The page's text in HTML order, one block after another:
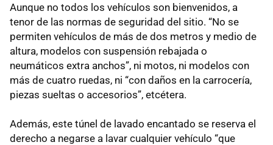
Aunque no todos los vehículos son bienvenidos, a
tenor de las normas de seguridad del sitio. “No se
permiten vehículos de más de dos metros y medio de
altura, modelos con suspensión rebajada o
neumáticos extra anchos”, ni motos, ni modelos con
más de cuatro ruedas, ni “con daños en la carrocería,
piezas sueltas o accesorios”, etcétera.
Además, este túnel de lavado encantado se reserva el
derecho a negarse a lavar cualquier vehículo “que